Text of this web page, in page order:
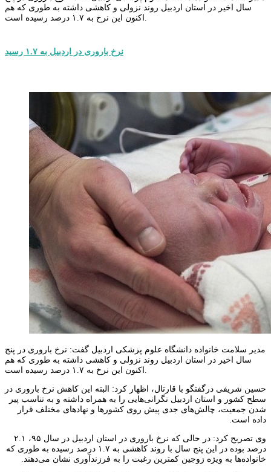
سال اخیر در استان اردبیل روند نزولی و کاهشی داشته به طوری که هم
نرخ باروری در اردبیل به ۱.۷ رسید
مدیر سلامت خانواده دانشگاه علوم پزشکی اردبیل گفت: نرخ باروری در پنج
سال اخیر در استان اردبیل روند نزولی و کاهشی داشته به طوری که هم
حسین شریفی درگفتگو با قارتال، اظهار کرد: البته این کاهش نرخ باروری در
سطح کشور و استان اردبیل نگرانی‌هایی را به همراه داشته و به تناسب پیر
شدن جمعیت، چالش‌های جدی پیش روی کشورها و نهادهای مختلف قرار
داده است.
وی تصریح کرد: در حالی که نرخ باروری در استان اردبیل در سال ۹۵، ۲.۱
درصد بوده در این پنج سال با روند کاهشی به ۱.۷ درصد رسیده به طوری که
خانواده‌ها به ویژه زوجین کمترین رغبت را به فرزندآوری نشان می‌دهند.